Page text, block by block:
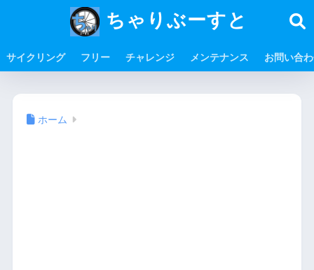
ちゃりぶーすと
サイクリング フリー チャレンジ メンテナンス お問い合
ホーム